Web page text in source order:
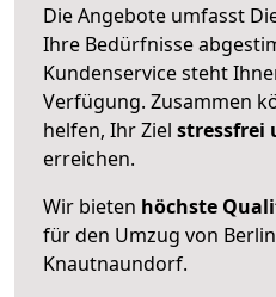
Die Angebote umfasst
Ihre Bedürfnisse
Kundenservice steht
Verfügung. Zusammen
helfen, Ihr Ziel stressfrei
erreichen.
Wir bieten höchste
für den Umzug von
Knautnaundorf.